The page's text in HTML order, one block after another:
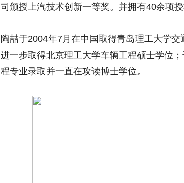
司颁授上汽技术创新一等奖。并拥有40余项授
陶喆于2004年7月在中国取得青岛理工大学
进一步取得北京理工大学车辆工程硕士学位
程专业录取并一直在攻读博士学位。